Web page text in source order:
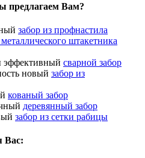
предлагаем Вам?
забор из профнастила
металлического штакетника
эффективный сварной забор
новый забор из
кованый забор
деревянный забор
забор из сетки рабицы
Вас: